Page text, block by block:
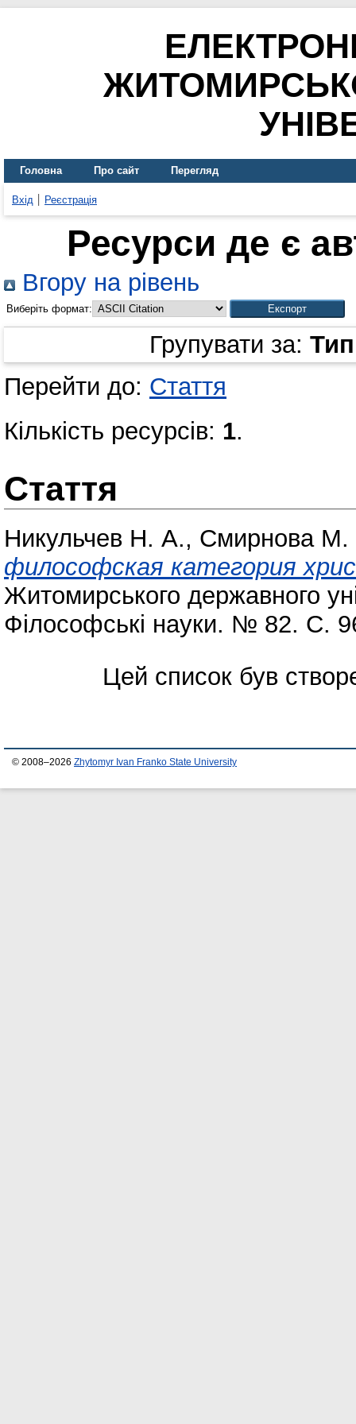
Головна Про сайт Перегляд
Вхід Реєстрація
Ресурси де є
Вгору на рівень
Виберіть формат:
Групувати за:
Перейти до: Стаття
Кількість ресурсів: 1.
Стаття
Никульчев Н. А., Смирнова
философская категория
Житомирського державного
Філософські науки. № 82. С.
Цей список був
© 2008–2026 Zhytomyr Ivan Franko State University